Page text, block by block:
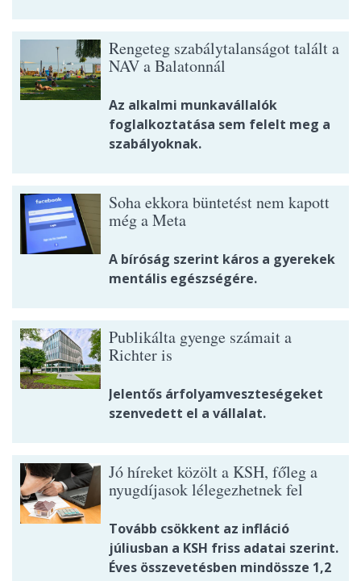
Rengeteg szabálytalanságot talált a
NAV a Balatonnál
Az alkalmi munkavállalók
foglalkoztatása sem felelt meg a
szabályoknak.
Soha ekkora büntetést nem kapott
még a Meta
A bíróság szerint káros a gyerekek
mentális egészségére.
Publikálta gyenge számait a
Richter is
Jelentős árfolyamveszteségeket
szenvedett el a vállalat.
Jó híreket közölt a KSH, főleg a
nyugdíjasok lélegezhetnek fel
Tovább csökkent az infláció
júliusban a KSH friss adatai szerint.
Éves összevetésben mindössze 1,2